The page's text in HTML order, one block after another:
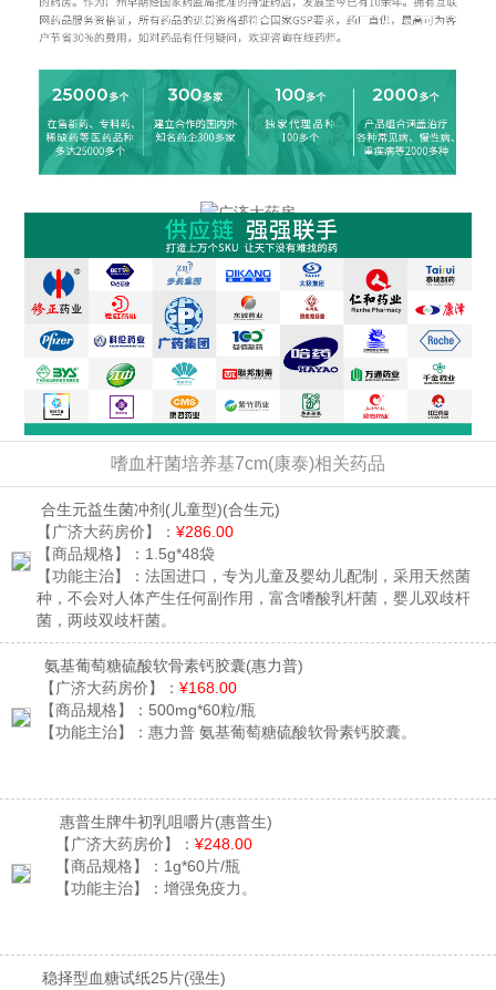
嗜血杆菌培养基7cm(康泰)相关药品
合生元益生菌冲剂(儿童型)(合生元)
【广济大药房价】： ¥286.00
【商品规格】： 1.5g*48袋
【功能主治】： 法国进口，专为儿童及婴幼儿配制，采用天然菌
种，不会对人体产生任何副作用，富含嗜酸乳杆菌，婴儿双歧杆
菌，两歧双歧杆菌。
氨基葡萄糖硫酸软骨素钙胶囊(惠力普)
【广济大药房价】： ¥168.00
【商品规格】： 500mg*60粒/瓶
【功能主治】： 惠力普 氨基葡萄糖硫酸软骨素钙胶囊。
惠普生牌牛初乳咀嚼片(惠普生)
【广济大药房价】： ¥248.00
【商品规格】： 1g*60片/瓶
【功能主治】： 增强免疫力。
稳择型血糖试纸25片(强生)